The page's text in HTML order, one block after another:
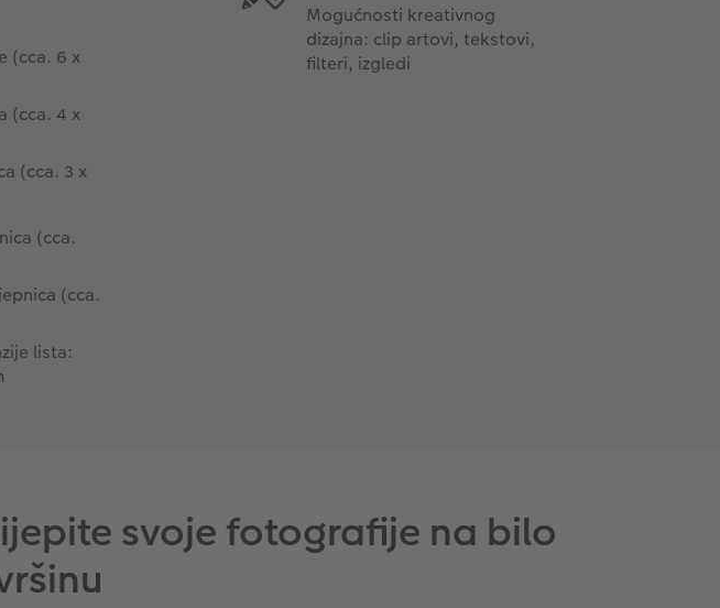
(cca. 6 x
(cca. 4 x
(cca. 3 x
(cca.
(cca.
lista:
Mogućnosti kreativnog
dizajna: clip artovi, tekstovi,
filteri, izgledi
svoje fotografije na bilo